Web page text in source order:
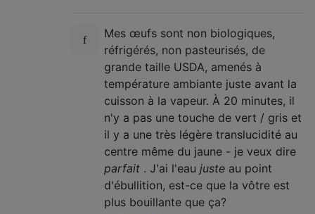
Mes œufs sont non biologiques,
réfrigérés, non pasteurisés, de
grande taille USDA, amenés à
température ambiante juste avant la
cuisson à la vapeur. À 20 minutes, il
n'y a pas une touche de vert / gris et
il y a une très légère translucidité au
centre même du jaune - je veux dire
parfait . J'ai l'eau juste au point
d'ébullition, est-ce que la vôtre est
plus bouillante que ça?